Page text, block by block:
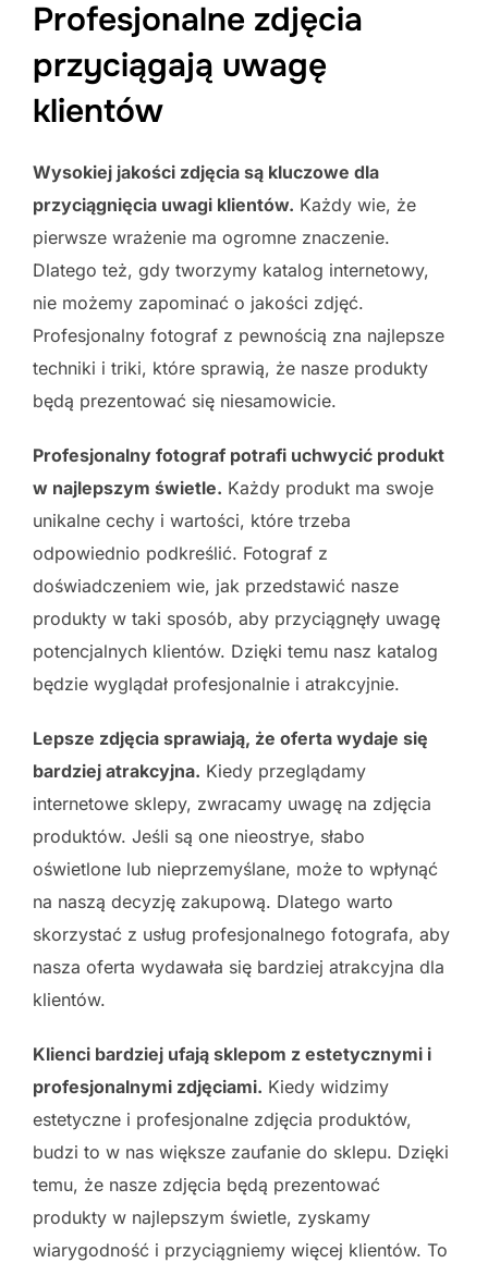
Profesjonalne zdjęcia
przyciągają uwagę
klientów
Wysokiej jakości zdjęcia są kluczowe dla
przyciągnięcia uwagi klientów. Każdy wie, że
pierwsze wrażenie ma ogromne znaczenie.
Dlatego też, gdy tworzymy katalog internetowy,
nie możemy zapominać o jakości zdjęć.
Profesjonalny fotograf z pewnością zna najlepsze
techniki i triki, które sprawią, że nasze produkty
będą prezentować się niesamowicie.
Profesjonalny fotograf potrafi uchwycić produkt
w najlepszym świetle. Każdy produkt ma swoje
unikalne cechy i wartości, które trzeba
odpowiednio podkreślić. Fotograf z
doświadczeniem wie, jak przedstawić nasze
produkty w taki sposób, aby przyciągnęły uwagę
potencjalnych klientów. Dzięki temu nasz katalog
będzie wyglądał profesjonalnie i atrakcyjnie.
Lepsze zdjęcia sprawiają, że oferta wydaje się
bardziej atrakcyjna. Kiedy przeglądamy
internetowe sklepy, zwracamy uwagę na zdjęcia
produktów. Jeśli są one nieostrye, słabo
oświetlone lub nieprzemyślane, może to wpłynąć
na naszą decyzję zakupową. Dlatego warto
skorzystać z usług profesjonalnego fotografa, aby
nasza oferta wydawała się bardziej atrakcyjna dla
klientów.
Klienci bardziej ufają sklepom z estetycznymi i
profesjonalnymi zdjęciami. Kiedy widzimy
estetyczne i profesjonalne zdjęcia produktów,
budzi to w nas większe zaufanie do sklepu. Dzięki
temu, że nasze zdjęcia będą prezentować
produkty w najlepszym świetle, zyskamy
wiarygodność i przyciągniemy więcej klientów. To